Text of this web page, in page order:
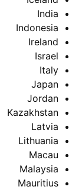
India
Indonesia
Ireland
Israel
Italy
Japan
Jordan
Kazakhstan
Latvia
Lithuania
Macau
Malaysia
Mauritius